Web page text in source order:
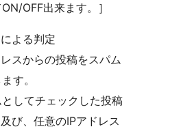
OFF出来ます。］
よる判定
スからの投稿をスパム
す。
してチェックした投稿
び、任意のIPアドレス